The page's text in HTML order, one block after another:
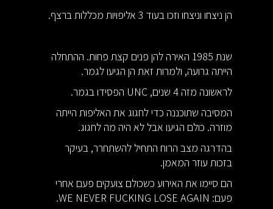
הן ניצחו וניצחו וזכו בעוד 3 אליפויות מכללות ברצף.
שנת 1985 האירה להן פנים קצת פחות. ההתחלה
הייתה גרועה, ולמרות זאת הן הגיעו לגמר.
לראשונה מזה 4 שנים, UNC הפסידו בגמר.
המסיבה שתוכננה כדי לחגוג את האליפות הייתה
מוזרה. כולם הגיעו אבל לא היה מה לחגוג.
בהדרגה מצב הרוח התחיל להשתחרר, בעיקר
בזכות עוזר המאמן.
הם סיימו את האירוע כשכולם צועקים פעם אחרי
פעם: WE NEVER FUCKING LOSE AGAIN.